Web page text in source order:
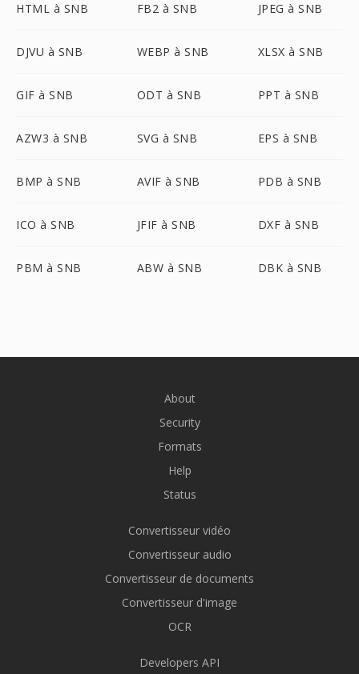
HTML à SNB FB2 à SNB JPEG à SNB
DJVU à SNB WEBP à SNB XLSX à SNB
GIF à SNB ODT à SNB PPT à SNB
AZW3 à SNB SVG à SNB EPS à SNB
BMP à SNB AVIF à SNB PDB à SNB
ICO à SNB JFIF à SNB DXF à SNB
PBM à SNB ABW à SNB DBK à SNB
About
Security
Formats
Help
Status
Convertisseur vidéo
Convertisseur audio
Convertisseur de documents
Convertisseur d'image
OCR
Developers API